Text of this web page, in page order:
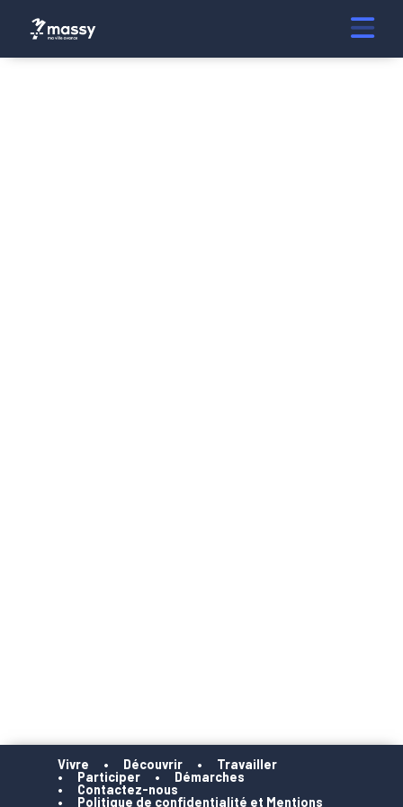
Vivre Découvrir
Travailler
Participer
Démarches
Contactez-nous
Politique de confidentialité et Mentions